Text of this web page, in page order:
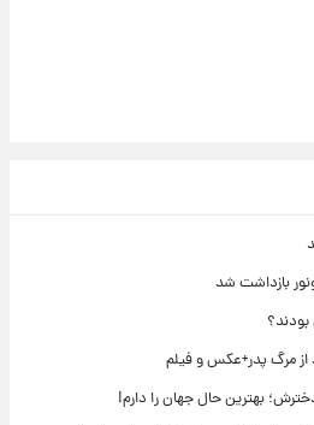
مرگ پدر+عکس و فیلم
بهترین حال جهان را دارم!